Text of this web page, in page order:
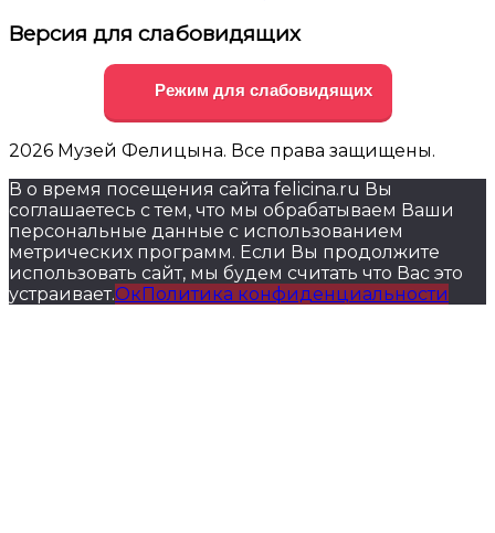
Версия для слабовидящих
Режим для слабовидящих
2026 Музей Фелицына. Все права защищены.
В о время посещения сайта felicina.ru Вы
соглашаетесь с тем, что мы обрабатываем Ваши
персональные данные с использованием
метрических программ. Если Вы продолжите
использовать сайт, мы будем считать что Вас это
устраивает.ОкПолитика конфиденциальности